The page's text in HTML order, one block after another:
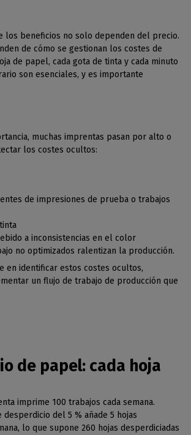
los beneficios no solo dependen del precio.
de cómo se gestionan los costes de
de papel, cada gota de tinta y cada minuto
son esenciales, y es importante
muchas imprentas pasan por alto o
los costes ocultos:
de impresiones de prueba o trabajos
a inconsistencias en el color
no optimizados ralentizan la producción.
en identificar estos costes ocultos,
un flujo de trabajo de producción que
de papel: cada hoja
imprime 100 trabajos cada semana.
desperdicio del 5 % añade 5 hojas
lo que supone 260 hojas desperdiciadas